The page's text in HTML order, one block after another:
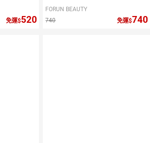
免運 520
FORUN BEAUTY
740
免運 740